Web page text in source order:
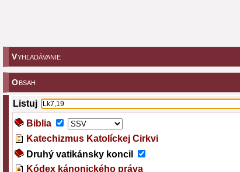
VYHĽADÁVANIE
OBSAH
Listuj